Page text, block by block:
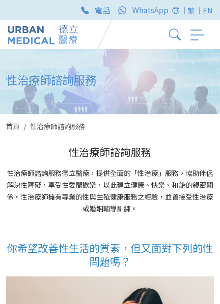
電話 WhatsApp ｜繁 ｜EN
性治療師諮詢服務
首頁 性治療師諮詢服務
性治療師諮詢服務
性治療師諮詢服務德立醫療，提供全面的「性治療」服務，協助伴侶
解決性障礙，享受性愛間歡樂，以此建立健康、快樂、和諧的親密關
係。性治療師擁有專業的性與生殖健康服務之經驗，並曾接受性治療
或婚姻輔導訓練。
你希望改善性生活的質素，但又面對下列的性
問題嗎？